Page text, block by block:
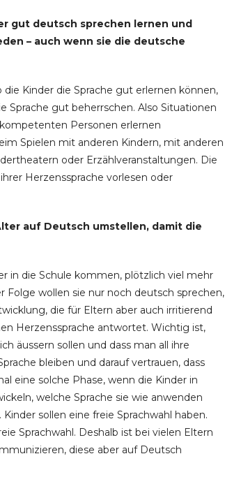
gut deutsch sprechen lernen und
– auch wenn sie die deutsche
Kinder die Sprache gut erlernen können,
gut beherrschen. Also Situationen
Personen erlernen
Spielen mit anderen Kindern, mit anderen
oder Erzählveranstaltungen. Die
Herzenssprache vorlesen oder
auf Deutsch umstellen, damit die
in die Schule kommen, plötzlich viel mehr
wollen sie nur noch deutsch sprechen,
die für Eltern aber auch irritierend
Herzenssprache antwortet. Wichtig ist,
äussern sollen und dass man all ihre
bleiben und darauf vertrauen, dass
eine solche Phase, wenn die Kinder in
welche Sprache sie wie anwenden
sollen eine freie Sprachwahl haben.
Sprachwahl. Deshalb ist bei vielen Eltern
diese aber auf Deutsch